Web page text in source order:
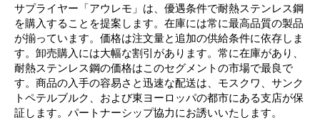
サプライヤー「アウレモ」は、優遇条件で耐熱ステンレス鋼
を購入することを提案します。在庫には常に最高品質の製品
が揃っています。価格は注文量と追加の供給条件に依存しま
す。卸売購入には大幅な割引があります。常に在庫があり、
耐熱ステンレス鋼の価格はこのセグメントの市場で最良で
す。商品の入手の容易さと迅速な配送は、モスクワ、サンク
トペテルブルク、および東ヨーロッパの都市にある支店が保
証します。パートナーシップ協力にお誘いいたします。